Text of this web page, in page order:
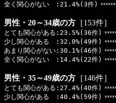
全く関心がない :21.4%(3件)
男性・20～34歳の方 ［153件］
とても関心がある:23.5%(36件)
少し関心がある :32.0%(49件)
あまり関心がない:30.1%(46件)
全く関心がない :14.4%(22件)
男性・35～49歳の方 ［146件］
とても関心がある:27.4%(40件)
少し関心がある :40.4%(59件)